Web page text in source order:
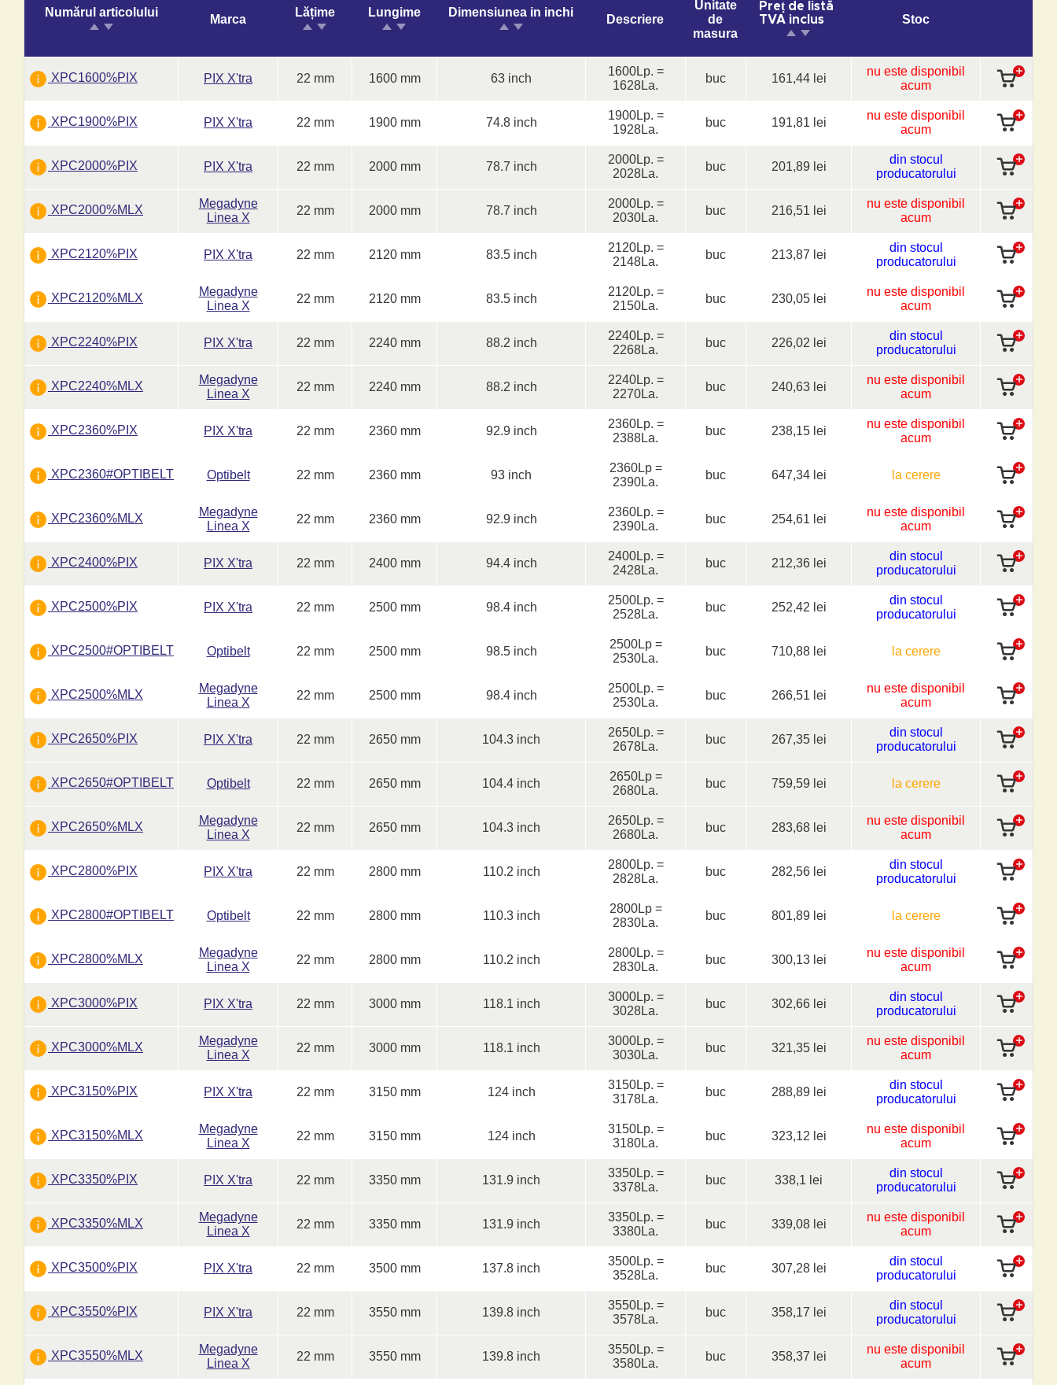
Numărul articolului
Marca
Lățime Lungime Dimensiunea in inchi
Descriere
Unitate
de
masura
Preț de listă
TVA inclus
Stoc
XPC1600%PIX PIX X'tra 22 mm 1600 mm 63 inch
1600Lp. =
1628La.
buc 161,44 lei
nu este disponibil
acum
XPC1900%PIX PIX X'tra 22 mm 1900 mm 74.8 inch
1900Lp. =
1928La.
buc 191,81 lei
nu este disponibil
acum
XPC2000%PIX PIX X'tra 22 mm 2000 mm 78.7 inch
2000Lp. =
2028La.
buc 201,89 lei
din stocul
producatorului
XPC2000%MLX
Megadyne
Linea X
22 mm 2000 mm 78.7 inch
2000Lp. =
2030La.
buc 216,51 lei
nu este disponibil
acum
XPC2120%PIX PIX X'tra 22 mm 2120 mm 83.5 inch
2120Lp. =
2148La.
buc 213,87 lei
din stocul
producatorului
XPC2120%MLX
Megadyne
Linea X
22 mm 2120 mm 83.5 inch
2120Lp. =
2150La.
buc 230,05 lei
nu este disponibil
acum
XPC2240%PIX PIX X'tra 22 mm 2240 mm 88.2 inch
2240Lp. =
2268La.
buc 226,02 lei
din stocul
producatorului
XPC2240%MLX
Megadyne
Linea X
22 mm 2240 mm 88.2 inch
2240Lp. =
2270La.
buc 240,63 lei
nu este disponibil
acum
XPC2360%PIX PIX X'tra 22 mm 2360 mm 92.9 inch
2360Lp. =
2388La.
buc 238,15 lei
nu este disponibil
acum
XPC2360#OPTIBELT Optibelt 22 mm 2360 mm 93 inch
2360Lp =
2390La.
buc 647,34 lei la cerere
XPC2360%MLX
Megadyne
Linea X
22 mm 2360 mm 92.9 inch
2360Lp. =
2390La.
buc 254,61 lei
nu este disponibil
acum
XPC2400%PIX PIX X'tra 22 mm 2400 mm 94.4 inch
2400Lp. =
2428La.
buc 212,36 lei
din stocul
producatorului
XPC2500%PIX PIX X'tra 22 mm 2500 mm 98.4 inch
2500Lp. =
2528La.
buc 252,42 lei
din stocul
producatorului
XPC2500#OPTIBELT Optibelt 22 mm 2500 mm 98.5 inch
2500Lp =
2530La.
buc 710,88 lei la cerere
XPC2500%MLX
Megadyne
Linea X
22 mm 2500 mm 98.4 inch
2500Lp. =
2530La.
buc 266,51 lei
nu este disponibil
acum
XPC2650%PIX PIX X'tra 22 mm 2650 mm 104.3 inch
2650Lp. =
2678La.
buc 267,35 lei
din stocul
producatorului
XPC2650#OPTIBELT Optibelt 22 mm 2650 mm 104.4 inch
2650Lp =
2680La.
buc 759,59 lei la cerere
XPC2650%MLX
Megadyne
Linea X
22 mm 2650 mm 104.3 inch
2650Lp. =
2680La.
buc 283,68 lei
nu este disponibil
acum
XPC2800%PIX PIX X'tra 22 mm 2800 mm 110.2 inch
2800Lp. =
2828La.
buc 282,56 lei
din stocul
producatorului
XPC2800#OPTIBELT Optibelt 22 mm 2800 mm 110.3 inch
2800Lp =
2830La.
buc 801,89 lei la cerere
XPC2800%MLX
Megadyne
Linea X
22 mm 2800 mm 110.2 inch
2800Lp. =
2830La.
buc 300,13 lei
nu este disponibil
acum
XPC3000%PIX PIX X'tra 22 mm 3000 mm 118.1 inch
3000Lp. =
3028La.
buc 302,66 lei
din stocul
producatorului
XPC3000%MLX
Megadyne
Linea X
22 mm 3000 mm 118.1 inch
3000Lp. =
3030La.
buc 321,35 lei
nu este disponibil
acum
XPC3150%PIX PIX X'tra 22 mm 3150 mm 124 inch
3150Lp. =
3178La.
buc 288,89 lei
din stocul
producatorului
XPC3150%MLX
Megadyne
Linea X
22 mm 3150 mm 124 inch
3150Lp. =
3180La.
buc 323,12 lei
nu este disponibil
acum
XPC3350%PIX PIX X'tra 22 mm 3350 mm 131.9 inch
3350Lp. =
3378La.
buc 338,1 lei
din stocul
producatorului
XPC3350%MLX
Megadyne
Linea X
22 mm 3350 mm 131.9 inch
3350Lp. =
3380La.
buc 339,08 lei
nu este disponibil
acum
XPC3500%PIX PIX X'tra 22 mm 3500 mm 137.8 inch
3500Lp. =
3528La.
buc 307,28 lei
din stocul
producatorului
XPC3550%PIX PIX X'tra 22 mm 3550 mm 139.8 inch
3550Lp. =
3578La.
buc 358,17 lei
din stocul
producatorului
XPC3550%MLX
Megadyne
Linea X
22 mm 3550 mm 139.8 inch
3550Lp. =
3580La.
buc 358,37 lei
nu este disponibil
acum